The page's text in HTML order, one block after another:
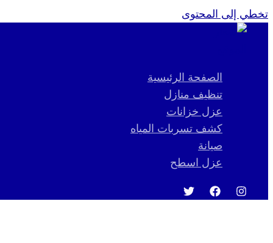
تخطي إلى المحتوى
الصفحة الرئيسية
تنظيف منازل
عزل خزانات
كشف تسربات المياه
صيانة
عزل اسطح